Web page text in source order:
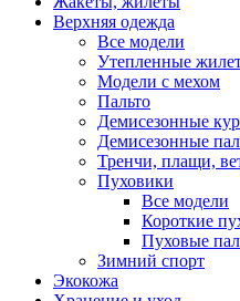
Верхняя одежда
Все модели
Утепленные
Модели с мехом
Пальто
Демисезонные
Демисезонные
Тренчи, плащи,
Пуховики
Все модели
Короткие
Пуховые
Зимний спорт
Экокожа